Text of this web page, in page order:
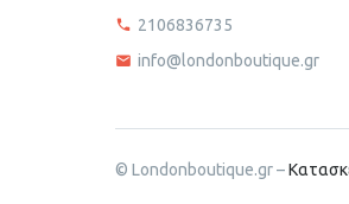
2106836735
info@londonboutique.gr
© Londonboutique.gr –